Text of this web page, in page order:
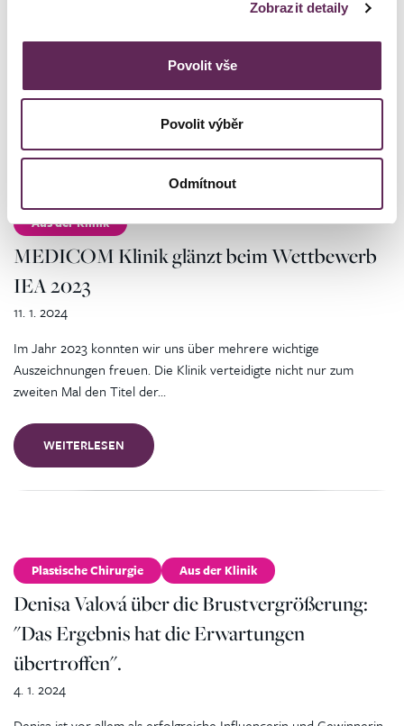
Zobrazit detaily
Povolit vše
Povolit výběr
Odmítnout
Rangliste von fünfzig Experten, die durch ihren Beitrag und ihre
Professionalität zur…
WEITERLESEN
MEDICOM Klinik glänzt beim Wettbewerb
IEA 2023
Aus der Klinik
Im Jahr 2023 konnten wir uns über mehrere wichtige
Auszeichnungen freuen. Die Klinik verteidigte nicht nur zum
zweiten Mal den Titel der…
WEITERLESEN
11. 1. 2024
Denisa Valová über die Brustvergrößerung:
"Das Ergebnis hat die Erwartungen
übertroffen".
Plastische Chirurgie Aus der Klinik
4. 1. 2024